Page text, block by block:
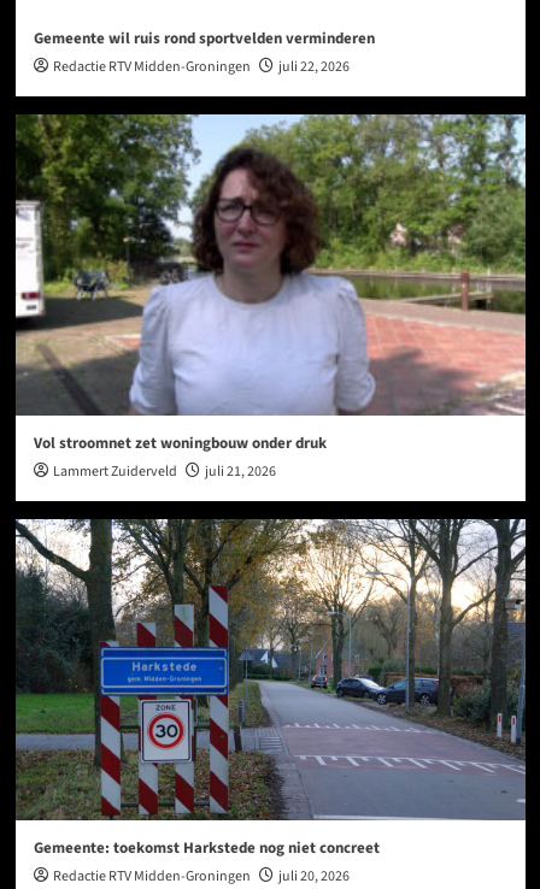
Gemeente wil ruis rond sportvelden verminderen
Redactie RTV Midden-Groningen juli 22, 2026
Vol stroomnet zet woningbouw onder druk
Lammert Zuiderveld juli 21, 2026
Gemeente: toekomst Harkstede nog niet concreet
Redactie RTV Midden-Groningen juli 20, 2026